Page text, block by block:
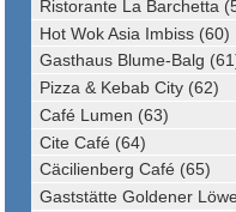
Ristorante La Barchetta
Hot Wok Asia Imbiss (60)
Gasthaus Blume-Balg
Pizza & Kebab City (62)
Café Lumen (63)
Cite Café (64)
Cäcilienberg Café (65)
Gaststätte Goldener